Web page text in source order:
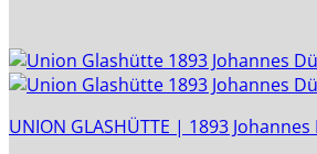
UNION GLASHÜTTE | 1893